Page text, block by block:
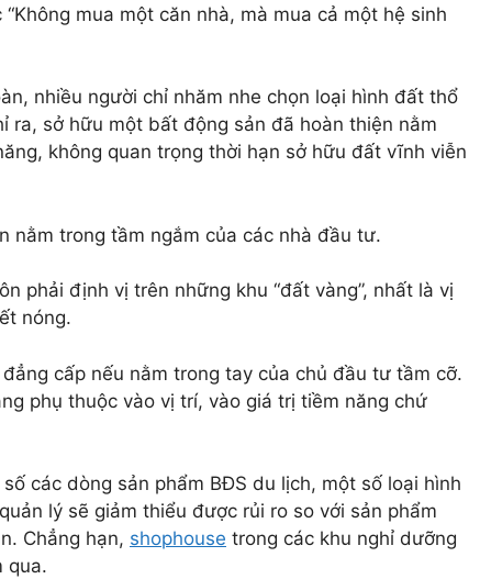
mua một căn nhà, mà mua cả một hệ sinh
nhiều người chỉ nhăm nhe chọn loại hình đất thổ
ra, sở hữu một bất động sản đã hoàn thiện nằm
không quan trọng thời hạn sở hữu đất vĩnh viễn
nằm trong tầm ngắm của các nhà đầu tư.
phải định vị trên những khu “đất vàng”, nhất là vị
nóng.
cấp nếu nằm trong tay của chủ đầu tư tầm cỡ.
phụ thuộc vào vị trí, vào giá trị tiềm năng chứ
các dòng sản phẩm BĐS du lịch, một số loại hình
lý sẽ giảm thiểu được rủi ro so với sản phẩm
Chẳng hạn, shophouse trong các khu nghỉ dưỡng
qua.